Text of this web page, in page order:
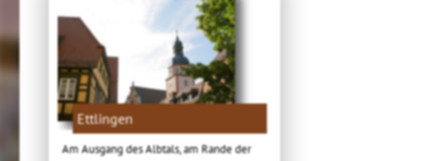
Ettlingen
Am Ausgang des Albtals, am Rande der